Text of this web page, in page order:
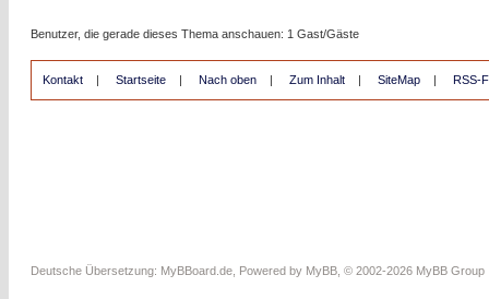
Benutzer, die gerade dieses Thema anschauen: 1 Gast/Gäste
Kontakt | Startseite | Nach oben | Zum Inhalt | SiteMap | RSS-
Deutsche Übersetzung: MyBBoard.de , Powered by MyBB , © 2002-2026 MyBB Group